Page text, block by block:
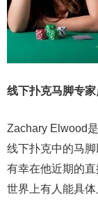
线下扑克马脚专
Zachary Elwood
线下扑克中的马
有幸在他近期的
世界上有人能具